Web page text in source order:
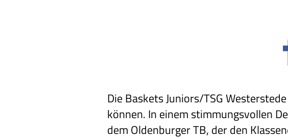
Die Baskets Juniors/TSG
können. In einem stimmungsvollen
dem Oldenburger TB, der den